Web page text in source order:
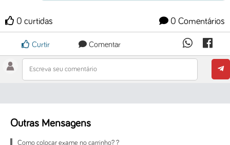
0 Comentários
0 curtidas
Curtir Comentar
Escreva seu comentário
Outras Mensagens
Como colocar exame no carrinho? ?